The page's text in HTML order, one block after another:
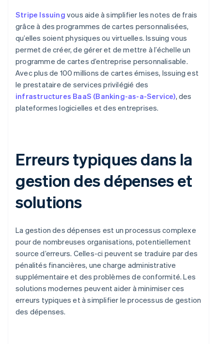
Stripe Issuing vous aide à simplifier les notes de frais
grâce à des programmes de cartes personnalisées,
qu’elles soient physiques ou virtuelles. Issuing vous
permet de créer, de gérer et de mettre à l’échelle un
programme de cartes d’entreprise personnalisable.
Avec plus de 100 millions de cartes émises, Issuing est
le prestataire de services privilégié des
infrastructures BaaS (Banking-as-a-Service), des
plateformes logicielles et des entreprises.
Erreurs typiques dans la
gestion des dépenses et
solutions
La gestion des dépenses est un processus complexe
pour de nombreuses organisations, potentiellement
source d’erreurs. Celles-ci peuvent se traduire par des
pénalités financières, une charge administrative
supplémentaire et des problèmes de conformité. Les
solutions modernes peuvent aider à minimiser ces
erreurs typiques et à simplifier le processus de gestion
des dépenses.